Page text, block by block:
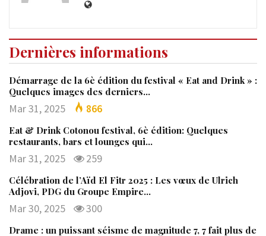
Dernières informations
Démarrage de la 6è édition du festival « Eat and Drink » :
Quelques images des derniers…
Mar 31, 2025 866
Eat & Drink Cotonou festival, 6è édition: Quelques
restaurants, bars et lounges qui…
Mar 31, 2025 259
Célébration de l’Aïd El Fitr 2025 : Les vœux de Ulrich
Adjovi, PDG du Groupe Empire…
Mar 30, 2025 300
Drame : un puissant séisme de magnitude 7, 7 fait plus de